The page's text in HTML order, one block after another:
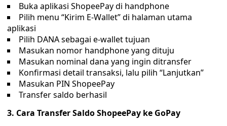
Buka aplikasi ShopeePay di handphone
Pilih menu “Kirim E-Wallet” di halaman utama
aplikasi
Pilih DANA sebagai e-wallet tujuan
Masukan nomor handphone yang dituju
Masukan nominal dana yang ingin ditransfer
Konfirmasi detail transaksi, lalu pilih “Lanjutkan”
Masukan PIN ShopeePay
Transfer saldo berhasil
3. Cara Transfer Saldo ShopeePay ke GoPay